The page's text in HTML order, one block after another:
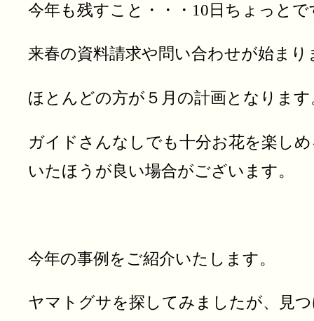
今年も残すこと・・・10日ちょっとで
来春の資料請求や問い合わせが始まり
ほとんどの方が５月の計画となります
ガイドさんなしでも十分お花を楽し
いたほうが良い場合がございます。
今年の事例をご紹介いたします。
ヤマトグサを探してみましたが、見